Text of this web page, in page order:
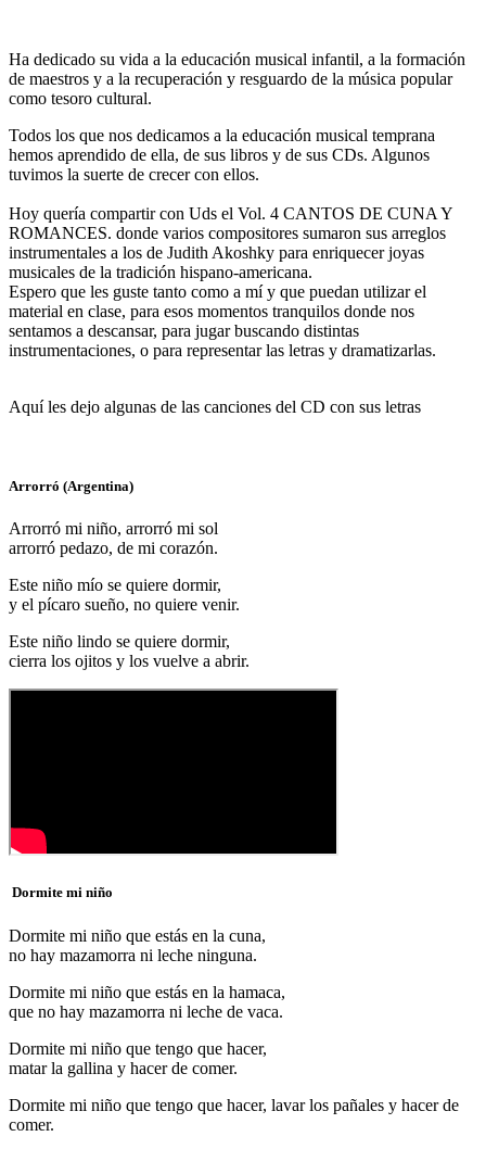
Ha dedicado su vida a la educación musical infantil, a la formación
de maestros y a la recuperación y resguardo de la música popular
como tesoro cultural.
Todos los que nos dedicamos a la educación musical temprana
hemos aprendido de ella, de sus libros y de sus CDs. Algunos
tuvimos la suerte de crecer con ellos.
Hoy quería compartir con Uds el Vol. 4 CANTOS DE CUNA Y
ROMANCES. donde varios compositores sumaron sus arreglos
instrumentales a los de Judith Akoshky para enriquecer joyas
musicales de la tradición hispano-americana.
Espero que les guste tanto como a mí y que puedan utilizar el
material en clase, para esos momentos tranquilos donde nos
sentamos a descansar, para jugar buscando distintas
instrumentaciones, o para representar las letras y dramatizarlas.
Aquí les dejo algunas de las canciones del CD con sus letras
Arrorró (Argentina)
Arrorró mi niño, arrorró mi sol
arrorró pedazo, de mi corazón.
Este niño mío se quiere dormir,
y el pícaro sueño, no quiere venir.
Este niño lindo se quiere dormir,
cierra los ojitos y los vuelve a abrir.
Dormite mi niño
Dormite mi niño que estás en la cuna,
no hay mazamorra ni leche ninguna.
Dormite mi niño que estás en la hamaca,
que no hay mazamorra ni leche de vaca.
Dormite mi niño que tengo que hacer,
matar la gallina y hacer de comer.
Dormite mi niño que tengo que hacer, lavar los pañales y hacer de
comer.